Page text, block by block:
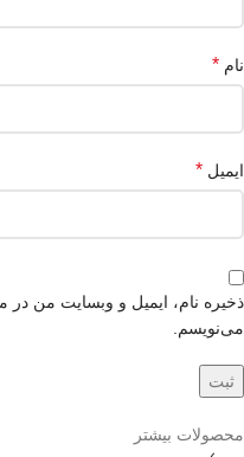
نام *
ایمیل *
ذخیره نام، ایمیل و وبسایت من در
می‌نویسم.
محصولات بیشتر